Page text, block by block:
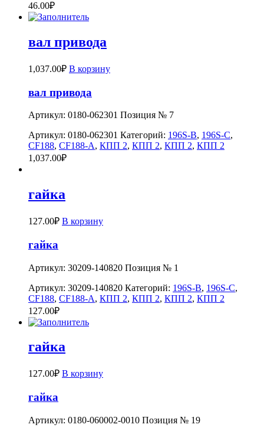
46.00₽
вал привода
1,037.00₽ В корзину
вал привода
Артикул: 0180-062301 Позиция № 7
Артикул: 0180-062301 Категорий: 196S-B, 196S-C,
CF188, CF188-A, КПП 2, КПП 2, КПП 2, КПП 2
1,037.00₽
гайка
127.00₽ В корзину
гайка
Артикул: 30209-140820 Позиция № 1
Артикул: 30209-140820 Категорий: 196S-B, 196S-C,
CF188, CF188-A, КПП 2, КПП 2, КПП 2, КПП 2
127.00₽
гайка
127.00₽ В корзину
гайка
Артикул: 0180-060002-0010 Позиция № 19